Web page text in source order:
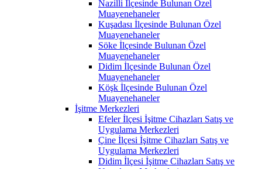
Nazilli İlçesinde Bulunan Özel
Muayenehaneler
Kuşadası İlçesinde Bulunan Özel
Muayenehaneler
Söke İlçesinde Bulunan Özel
Muayenehaneler
Didim İlçesinde Bulunan Özel
Muayenehaneler
Köşk İlçesinde Bulunan Özel
Muayenehaneler
İşitme Merkezleri
Efeler İlçesi İşitme Cihazları Satış ve
Uygulama Merkezleri
Çine İlçesi İşitme Cihazları Satış ve
Uygulama Merkezleri
Didim İlçesi İşitme Cihazları Satış ve